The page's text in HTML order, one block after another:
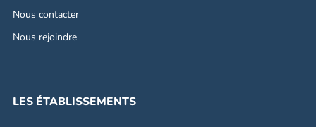
Nous contacter
Nous rejoindre
LES ÉTABLISSEMENTS